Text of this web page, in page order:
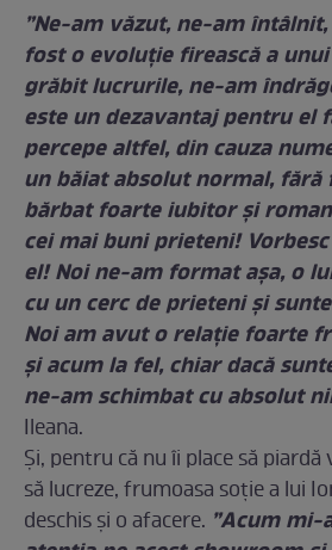
”Ne-am văzut, ne-am
fost o evoluţie firească a
grăbit lucrurile, ne-am
este un dezavantaj pentru el
percepe altfel, din cauza
un băiat absolut normal, fără
bărbat foarte iubitor şi
cei mai buni prieteni!
el! Noi ne-am format aşa, o
cu un cerc de prieteni şi
Noi am avut o relaţie foarte
şi acum la fel, chiar dacă
ne-am schimbat cu absolut
Ileana.
Și, pentru că nu îi place să
să lucreze, frumoasa soție a lui
deschis și o afacere. ”Acum